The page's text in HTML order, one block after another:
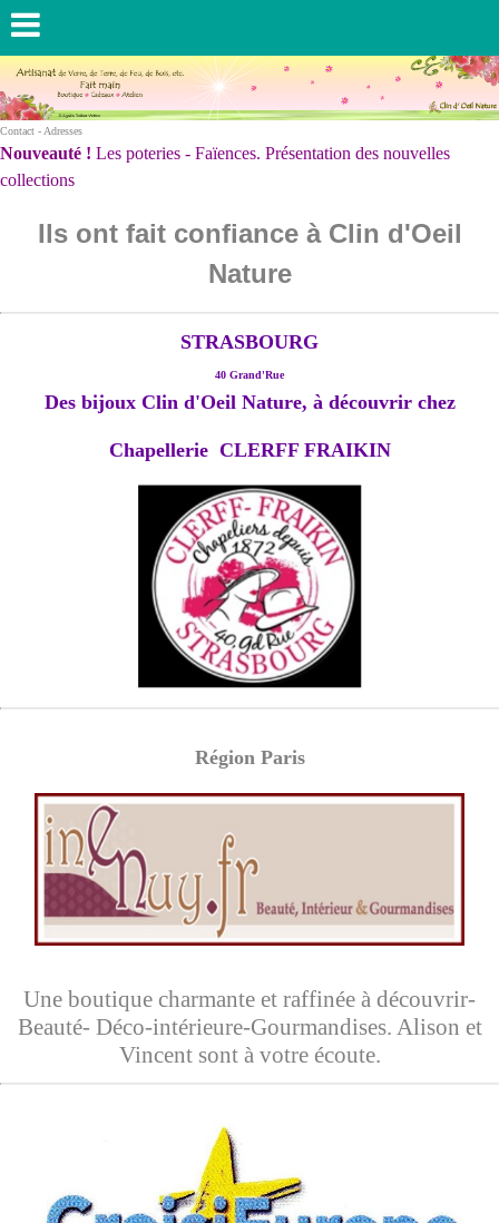
Contact - Adresses
Nouveauté ! Les poteries - Faïences. Présentation des nouvelles
collections
Ils ont fait confiance à Clin d'Oeil
Nature
STRASBOURG
40 Grand'Rue
Des bijoux Clin d'Oeil Nature, à découvrir chez
Chapellerie CLERFF FRAIKIN
Région Paris
Une boutique charmante et raffinée à découvrir-
Beauté- Déco-intérieure-Gourmandises. Alison et
Vincent sont à votre écoute.